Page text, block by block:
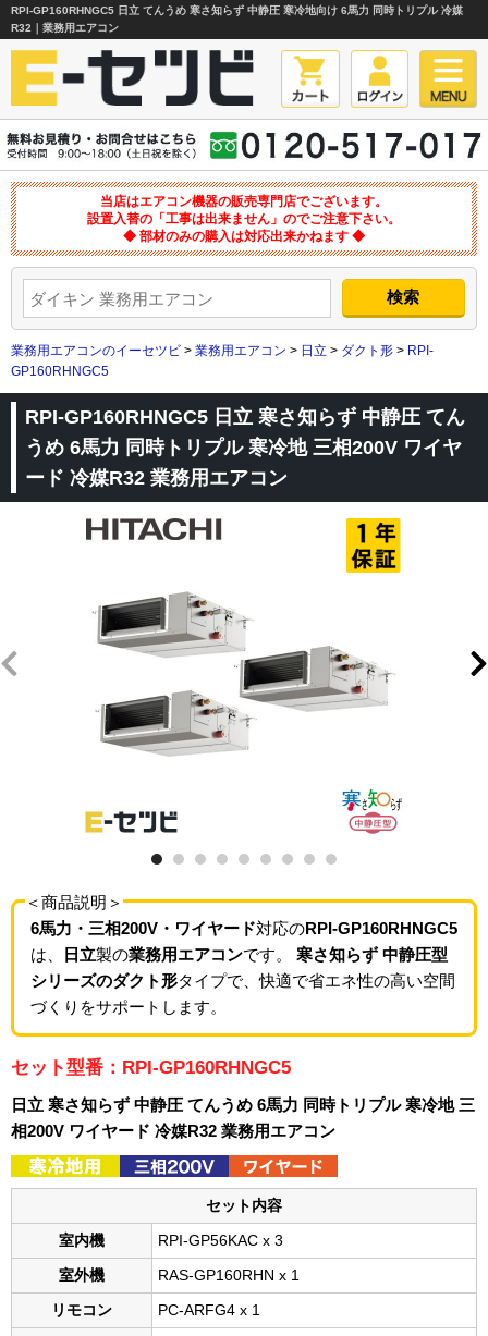
RPI-GP160RHNGC5 日立 てんうめ 寒さ知らず 中静圧 寒冷地向け 6馬力 同時トリプル 冷媒
R32｜業務用エアコン
当店はエアコン機器の販売専門店でございます。
設置入替の「工事は出来ません」のでご注意下さい。
◆ 部材のみの購入は対応出来かねます ◆
業務用エアコンのイーセツビ > 業務用エアコン > 日立 > ダクト形 > RPI-
GP160RHNGC5
RPI-GP160RHNGC5 日立 寒さ知らず 中静圧 てん
うめ 6馬力 同時トリプル 寒冷地 三相200V ワイヤ
ード 冷媒R32 業務用エアコン
＜商品説明＞
6馬力・三相200V・ワイヤード対応のRPI-GP160RHNGC5
は、
日立製の業務用エアコンです。 寒さ知らず 中静圧型
シリーズのダクト形タイプで、快適で省エネ性の高い空間
づくりをサポートします。
セット型番：RPI-GP160RHNGC5
日立 寒さ知らず 中静圧 てんうめ 6馬力 同時トリプル 寒冷地 三
相200V ワイヤード 冷媒R32 業務用エアコン
セット内容
室内機 RPI-GP56KAC x 3
室外機 RAS-GP160RHN x 1
リモコン PC-ARFG4 x 1